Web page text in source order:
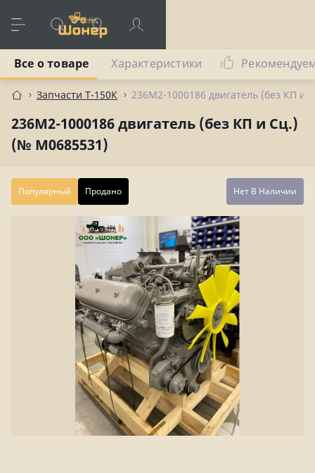
Запчасти Т-150К 236М2-1000186 двигатель (без КП и
236М2-1000186 двигатель (без КП и Сц.)
(№ М0685531)
Все о товаре Характеристики
Популярный Продано Нет В Наличии